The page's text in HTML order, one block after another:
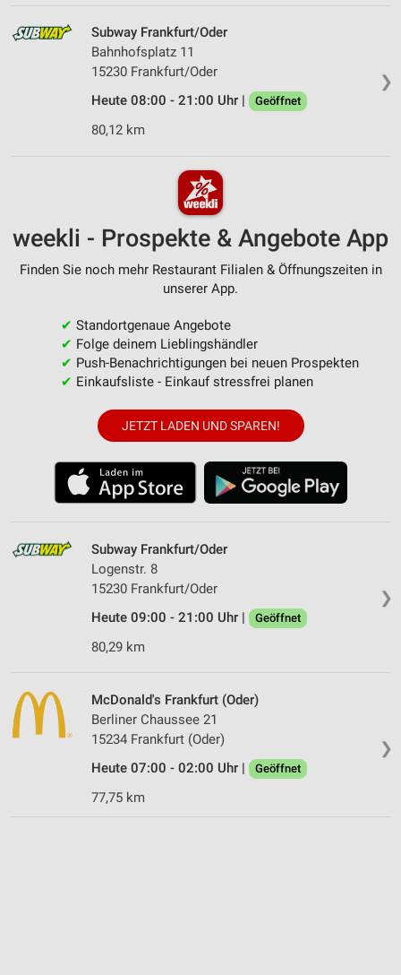
❯
Subway Frankfurt/Oder
Bahnhofsplatz 11
15230 Frankfurt/Oder
Heute 08:00 - 21:00 Uhr |
Geöffnet
80,12 km
weekli - Prospekte & Angebote App
Finden Sie noch mehr Restaurant Filialen & Öffnungszeiten in
unserer App.
✔ Standortgenaue Angebote
✔ Folge deinem Lieblingshändler
✔ Push-Benachrichtigungen bei neuen Prospekten
✔ Einkaufsliste - Einkauf stressfrei planen
JETZT LADEN UND SPAREN!
❯
Subway Frankfurt/Oder
Logenstr. 8
15230 Frankfurt/Oder
Heute 09:00 - 21:00 Uhr |
Geöffnet
80,29 km
❯
McDonald's Frankfurt (Oder)
Berliner Chaussee 21
15234 Frankfurt (Oder)
Heute 07:00 - 02:00 Uhr |
Geöffnet
77,75 km